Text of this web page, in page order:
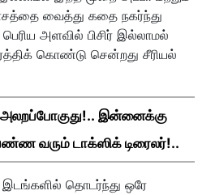
வைத்து கதை நகர்ந்து
அளவில் பிசிர் இல்லாமல்
கொண்டு சென்றது சீரியல்
அலறப்போகுது!.. இன்னைக்கு
வரும் டாக்ஸிக் டிரைலர்!..
தொடர்ந்து ஒரே